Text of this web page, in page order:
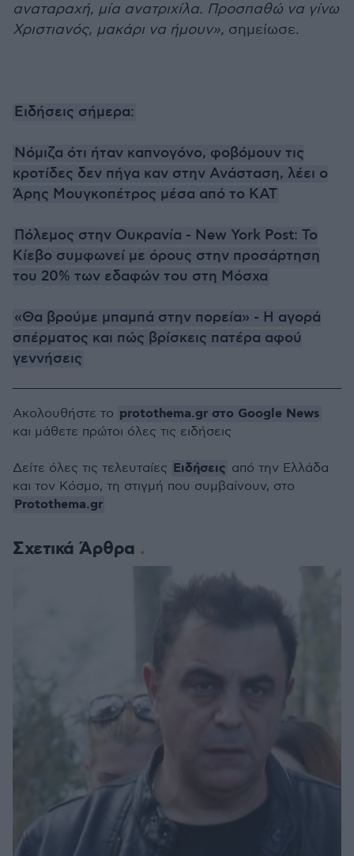
αναταραχή, μία ανατριχίλα. Προσπαθώ να γίνω
Χριστιανός, μακάρι να ήμουν», σημείωσε.
Ειδήσεις σήμερα:
Νόμιζα ότι ήταν καπνογόνο, φοβόμουν τις
κροτίδες δεν πήγα καν στην Ανάσταση, λέει ο
Άρης Μουγκοπέτρος μέσα από το ΚΑΤ
Πόλεμος στην Ουκρανία - New York Post: Το
Κίεβο συμφωνεί με όρους στην προσάρτηση
του 20% των εδαφών του στη Μόσχα
«Θα βρούμε μπαμπά στην πορεία» - Η αγορά
σπέρματος και πώς βρίσκεις πατέρα αφού
γεννήσεις
Σχετικά Άρθρα
Ακολουθήστε το protothema.gr στο Google News
και μάθετε πρώτοι όλες τις ειδήσεις
Δείτε όλες τις τελευταίες Ειδήσεις από την Ελλάδα
και τον Κόσμο, τη στιγμή που συμβαίνουν, στο
Protothema.gr